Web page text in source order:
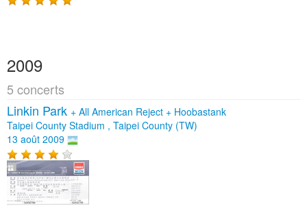
2009
5 concerts
Linkin Park + All American Reject + Hoobastank
Taipei County Stadium , Taipei County (TW)
13 août 2009